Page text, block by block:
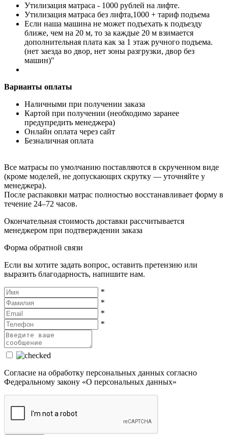
Утилизация матраса - 1000 рублей на лифте.
Утилизация матраса без лифта,1000 + тариф подъема
Если наша машина не может подъехать к подъезду
ближе, чем на 20 м, то за каждые 20 м взимается
дополнительная плата как за 1 этаж ручного подъема.
(нет заезда во двор, нет зоны разгрузки, двор без
машин)"
Варианты оплаты
Наличными при получении заказа
Картой при получении (необходимо заранее
предупредить менеджера)
Онлайн оплата через сайт
Безналичная оплата
Все матрасы по умолчанию поставляются в скрученном виде
(кроме моделей, не допускающих скрутку — уточняйте у
менеджера).
После распаковки матрас полностью восстанавливает форму в
течение 24–72 часов.
Окончательная стоимость доставки рассчитывается
менеджером при подтверждении заказа
Форма обратной связи
Если вы хотите задать вопрос, оставить претензию или
выразить благодарность, напишите нам.
*
*
*
*
Cогласие на обработку персональных данных согласно
Федеральному закону «О персональных данных»